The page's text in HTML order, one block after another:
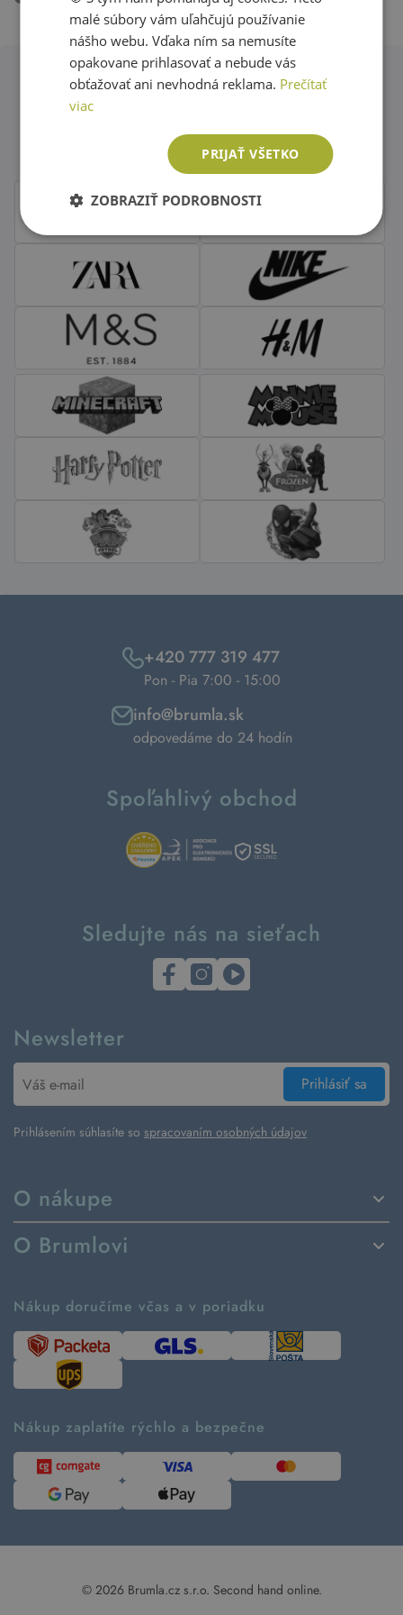
Obľúbené značky second hand
oblečenia
O nákupe
Spôsoby dodania a platby
Vrátenie tovaru a reklamácia
Návod ako nakupovať
Tabuľka veľkostí
Predávané značky
Kontakt
O Brumlovi
Ako tvoríme second hand
Časté otázky
Kde pomáhame
Udržateľnosť
Blog
Pre médiá
+420 777 319 477
Pon - Pia 7:00 - 15:00
info@brumla.sk
odpovedáme do 24 hodín
Spoľahlivý obchod
Sledujte nás na sieťach
Newsletter
Prihlásiť sa
Prihlásením súhlasíte so spracovaním osobných údajov
Nákup doručíme včas a v poriadku
Nákup zaplatíte rýchlo a bezpečne
© 2026 Brumla.cz s.r.o. Second hand online.
malé súbory vám uľahčujú používanie
nášho webu. Vďaka ním sa nemusíte
opakovane prihlasovať a nebude vás
obťažovať ani nevhodná reklama. Prečítať
viac
PRIJAŤ VŠETKO
ZOBRAZIŤ PODROBNOSTI